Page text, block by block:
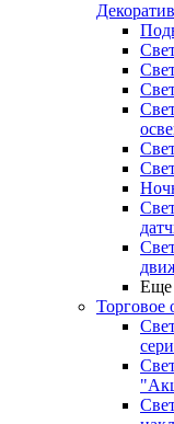
Еще
Торговое